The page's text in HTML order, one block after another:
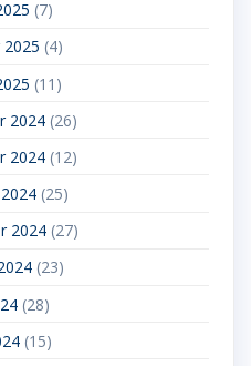
(7)
2025 (4)
(11)
2024(26)
2024 (12)
(25)
2024 (27)
(23)
(28)
(15)